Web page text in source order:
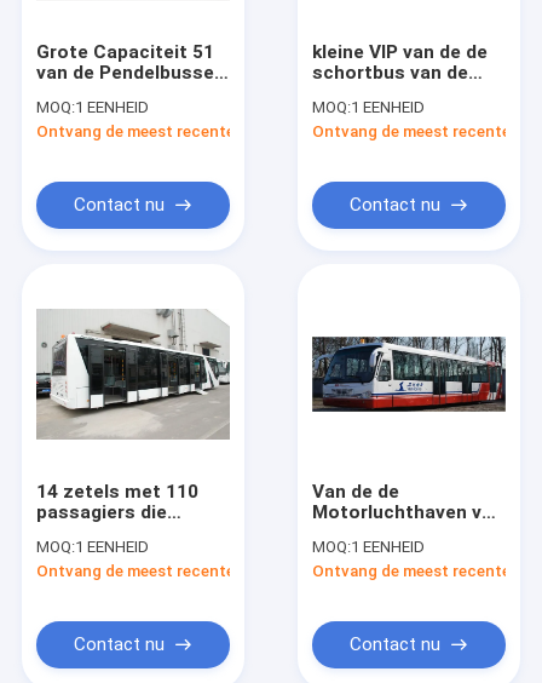
Grote Capaciteit 51
van de Pendelbussen
Passagiersluchthaven
de Bus van Aero met
MOQ:1 EENHEID
Ontvang de meest recente Prijs
Contact nu
kleine VIP van de de
schortbus van de
decoratie 56
passagiers die
MOQ:1 EENHEID
Ontvang de meest recente
Contact nu
14 zetels met 110
passagiers die
van de
luchthavenschort
MOQ:1 EENHEID
Ontvang de meest recente Prijs
Contact nu
Van de de
Motorluchthaven van
legeringsstaal de
Overdrachtbus met
MOQ:1 EENHEID
Ontvang de meest recente
Contact nu